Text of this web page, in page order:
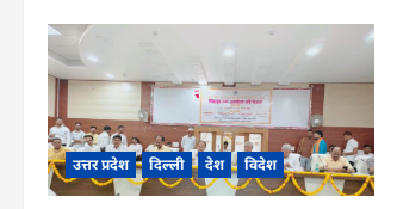
a
v
g
a
उत्तर प्रदेश दिल्ली देश विदेश